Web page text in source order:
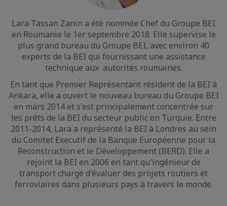
Lara Tassan Zanin a été nommée Chef du Groupe BEI
en Roumanie le 1er septembre 2018. Elle supervise le
plus grand bureau du Groupe BEI, avec environ 40
experts de la BEI qui fournissant une assistance
technique aux autorités roumaines.
En tant que Premier Représentant résident de la BEI à
Ankara, elle a ouvert le nouveau bureau du Groupe BEI
en mars 2014 et s'est principalement concentrée sur
les prêts de la BEI du secteur public en Turquie. Entre
2011-2014, Lara a représenté la BEI à Londres au sein
du Comitet Executif de la Banque Européenne pour la
Reconstruction et le Développement (BERD). Elle a
rejoint la BEI en 2006 en tant qu'ingénieur de
transport chargé d'évaluer des projets routiers et
ferroviaires dans plusieurs pays à travers le monde.